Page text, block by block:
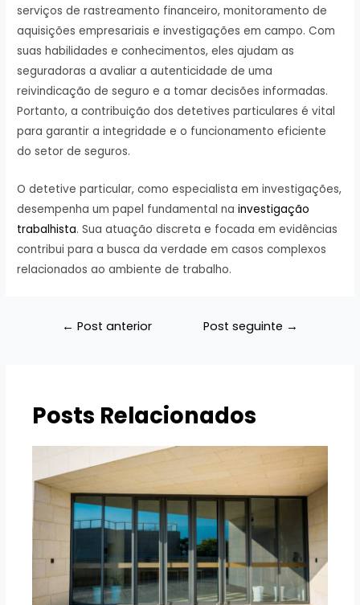
serviços de rastreamento financeiro, monitoramento de
aquisições empresariais e investigações em campo. Com
suas habilidades e conhecimentos, eles ajudam as
seguradoras a avaliar a autenticidade de uma
reivindicação de seguro e a tomar decisões informadas.
Portanto, a contribuição dos detetives particulares é vital
para garantir a integridade e o funcionamento eficiente
do setor de seguros.
O detetive particular, como especialista em investigações,
desempenha um papel fundamental nainvestigação
trabalhista. Sua atuação discreta e focada em evidências
contribui para a busca da verdade em casos complexos
relacionados ao ambiente de trabalho.
Navegação
← Post anterior Post seguinte →
Posts Relacionados